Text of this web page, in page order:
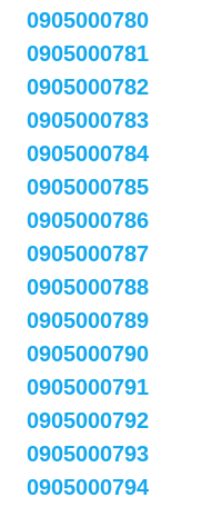
0905000780
0905000781
0905000782
0905000783
0905000784
0905000785
0905000786
0905000787
0905000788
0905000789
0905000790
0905000791
0905000792
0905000793
0905000794